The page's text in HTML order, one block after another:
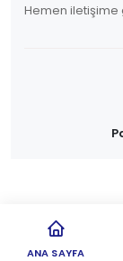
Hemen iletişime
ANA SAYFA